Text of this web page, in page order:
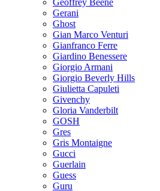
Geoffrey Beene
Gerani
Ghost
Gian Marco Venturi
Gianfranco Ferre
Giardino Benessere
Giorgio Armani
Giorgio Beverly Hills
Giulietta Capuleti
Givenchy
Gloria Vanderbilt
GOSH
Gres
Gris Montaigne
Gucci
Guerlain
Guess
Guru